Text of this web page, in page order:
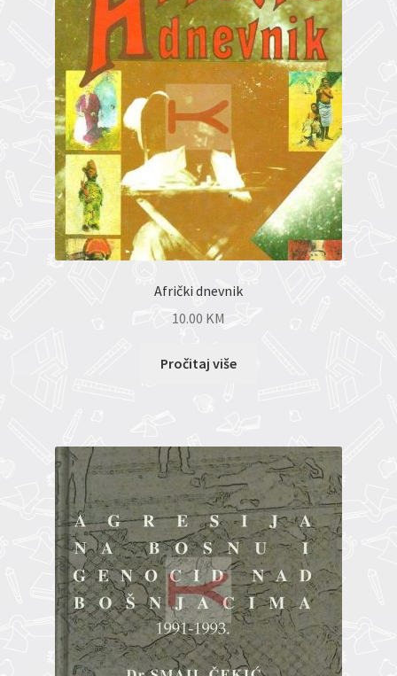
Afrički dnevnik
10.00 KM
Pročitaj više